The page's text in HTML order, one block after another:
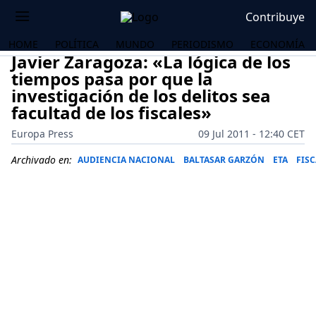
Contribuye
HOME POLÍTICA MUNDO PERIODISMO ECONOMÍA
Javier Zaragoza: «La lógica de los
tiempos pasa por que la
investigación de los delitos sea
facultad de los fiscales»
Europa Press
09 Jul 2011 - 12:40 CET
Archivado en: AUDIENCIA NACIONAL BALTASAR GARZÓN ETA